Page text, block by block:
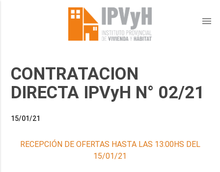
menu
CONTRATACION
DIRECTA IPVyH N° 02/21
15/01/21
RECEPCIÓN DE OFERTAS HASTA LAS 13:00HS DEL
15/01/21